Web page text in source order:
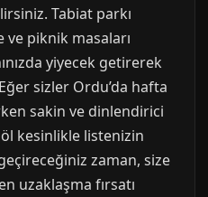
Tabiat parkı
piknik masaları
yiyecek getirerek
sizler Ordu’da hafta
sakin ve dinlendirici
kesinlikle listenizin
zaman, size
uzaklaşma fırsatı